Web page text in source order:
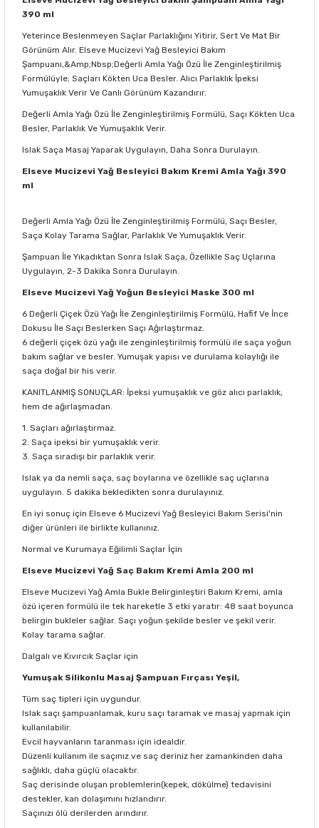
390 ml
Yeterince Beslenmeyen Saçlar Parlaklığını Yitirir, Sert Ve Mat Bir
Görünüm Alır. Elseve Mucizevi Yağ Besleyici Bakım
Şampuanı,&Amp;Nbsp;Değerli Amla Yağı Özü İle Zenginleştirilmiş
Formülüyle; Saçları Kökten Uca Besler. Alıcı Parlaklık İpeksi
Yumuşaklık Verir Ve Canlı Görünüm Kazandırır.
Değerli Amla Yağı Özü İle Zenginleştirilmiş Formülü, Saçı Kökten Uca
Besler, Parlaklık Ve Yumuşaklık Verir.
Islak Saça Masaj Yaparak Uygulayın, Daha Sonra Durulayın.
Elseve Mucizevi Yağ Besleyici Bakım Kremi Amla Yağı 390
ml
Değerli Amla Yağı Özü İle Zenginleştirilmiş Formülü, Saçı Besler,
Saça Kolay Tarama Sağlar, Parlaklık Ve Yumuşaklık Verir.
Şampuan İle Yıkadıktan Sonra Islak Saça, Özellikle Saç Uçlarına
Uygulayın, 2-3 Dakika Sonra Durulayın.
Elseve Mucizevi Yağ Yoğun Besleyici Maske 300 ml
6 Değerli Çiçek Özü Yağı İle Zenginleştirilmiş Formülü, Hafif Ve İnce
Dokusu İle Saçı Beslerken Saçı Ağırlaştırmaz.
6 değerli çiçek özü yağı ile zenginleştirilmiş formülü ile saça yoğun
bakım sağlar ve besler. Yumuşak yapısı ve durulama kolaylığı ile
saça doğal bir his verir.
KANITLANMIŞ SONUÇLAR: İpeksi yumuşaklık ve göz alıcı parlaklık,
hem de ağırlaşmadan.
1. Saçları ağırlaştırmaz.
2. Saça ipeksi bir yumuşaklık verir.
3. Saça sıradışı bir parlaklık verir.
Islak ya da nemli saça, saç boylarına ve özellikle saç uçlarına
uygulayın. 5 dakika bekledikten sonra durulayınız.
En iyi sonuç için Elseve 6 Mucizevi Yağ Besleyici Bakım Serisi'nin
diğer ürünleri ile birlikte kullanınız.
Normal ve Kurumaya Eğilimli Saçlar İçin
Elseve Mucizevi Yağ Saç Bakım Kremi Amla 200 ml
Elseve Mucizevi Yağ Amla Bukle Belirginleştiri Bakım Kremi, amla
özü içeren formülü ile tek hareketle 3 etki yaratır: 48 saat boyunca
belirgin bukleler sağlar. Saçı yoğun şekilde besler ve şekil verir.
Kolay tarama sağlar.
Dalgalı ve Kıvırcık Saçlar için
Yumuşak Silikonlu Masaj Şampuan Fırçası Yeşil,
Tüm saç tipleri için uygundur.
Islak saçı şampuanlamak, kuru saçı taramak ve masaj yapmak için
kullanılabilir.
Evcil hayvanların taranması için idealdir.
Düzenli kullanım ile saçınız ve saç deriniz her zamankinden daha
sağlıklı, daha güçlü olacaktır.
Saç derisinde oluşan problemlerin(kepek, dökülme) tedavisini
destekler, kan dolaşımını hızlandırır.
Saçınızı ölü derilerden arındırır.